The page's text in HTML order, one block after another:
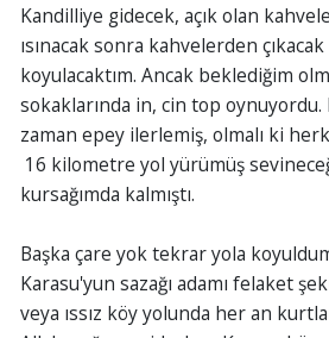
Kandilliye gidecek, açık olan
ısınacak sonra kahvelerden
koyulacaktım. Ancak beklediğim
sokaklarında in, cin top oynuyordu.
zaman epey ilerlemiş, olmalı ki
16 kilometre yol yürümüş
kursağımda kalmıştı.
Başka çare yok tekrar yola
Karasu'yun sazağı adamı felaket
veya ıssız köy yolunda her an